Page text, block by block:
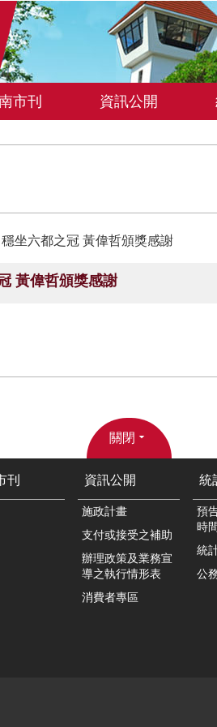
市刊 資訊公開
坐六都之冠 黃偉哲頒獎感謝
黃偉哲頒獎感謝
關閉
刊 資訊公開
施政計畫
支付或接受之補助
辦理政策及業務宣
導之執行情形表
消費者專區
統
預
時
統
公